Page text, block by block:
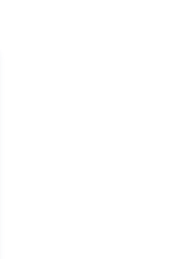
vardag och framtid.